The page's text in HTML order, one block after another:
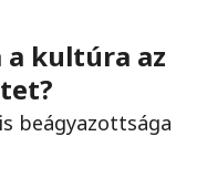
a kultúra az
beágyazottsága